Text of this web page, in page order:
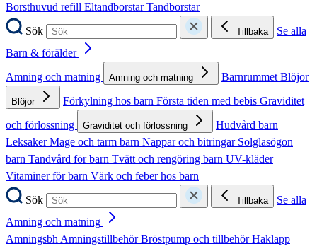
Borsthuvud refill EltandborstarTandborstar
Sök
Tillbaka
Se alla
Barn & förälder
Amning och matning
Amning och matning BarnrummetBlöjor
Blöjor Förkylning hos barn Första tiden med bebis Graviditet
och förlossning
Graviditet och förlossning
Hudvård barn
LeksakerMage och tarm barn Nappar och bitringar Solglasögon
barn Tandvård för barn Tvätt och rengöring barn UV-kläder
Vitaminer för barn Värk och feber hos barn
Sök
Tillbaka
Se alla
Amning och matning
AmningsbhAmningstillbehörBröstpump och tillbehörHaklapp